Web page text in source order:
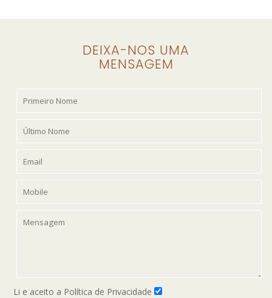
DEIXA-NOS UMA
MENSAGEM
Li e aceito a Política de Privacidade